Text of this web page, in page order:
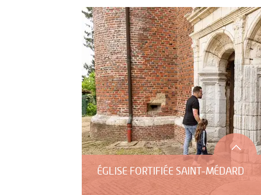
ÉGLISE FORTIFIÉE SAINT-MÉDARD